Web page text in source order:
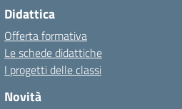
Didattica
Offerta formativa
Le schede didattiche
I progetti delle classi
Novità